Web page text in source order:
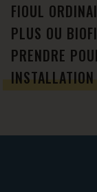
FIOUL
PLUS OU
PRENDRE